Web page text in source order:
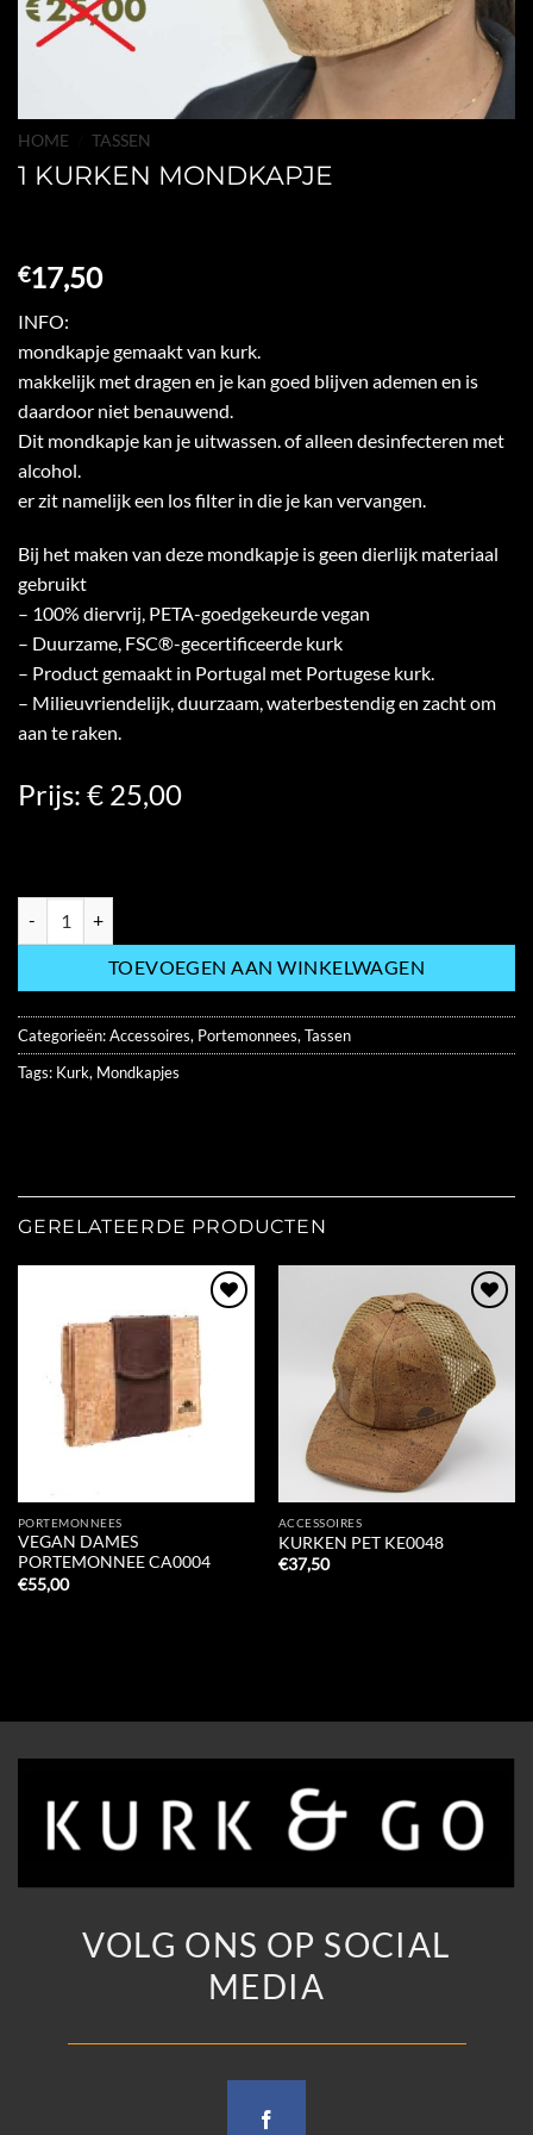
HOME TASSEN
1 KURKEN MONDKAPJE
€17,50
INFO:
mondkapje gemaakt van kurk.
makkelijk met dragen en je kan goed blijven ademen en is
daardoor niet benauwend.
Dit mondkapje kan je uitwassen. of alleen desinfecteren met
alcohol.
er zit namelijk een los filter in die je kan vervangen.
Bij het maken van deze mondkapje is geen dierlijk materiaal
gebruikt
– 100% diervrij, PETA-goedgekeurde vegan
– Duurzame, FSC®-gecertificeerde kurk
– Product gemaakt in Portugal met Portugese kurk.
– Milieuvriendelijk, duurzaam, waterbestendig en zacht om
aan te raken.
Prijs: € 25,00
TOEVOEGEN AAN WINKELWAGEN
Categorieën:Accessoires, Portemonnees, Tassen
Tags: Kurk, Mondkapjes
GERELATEERDE PRODUCTEN
Add to
Wishlist
PORTEMONNEES
VEGAN DAMES
PORTEMONNEE CA0004
€55,00
Add to
Wishlist
ACCESSOIRES
KURKEN PET KE0048
€37,50
VOLG ONS OP SOCIAL
MEDIA